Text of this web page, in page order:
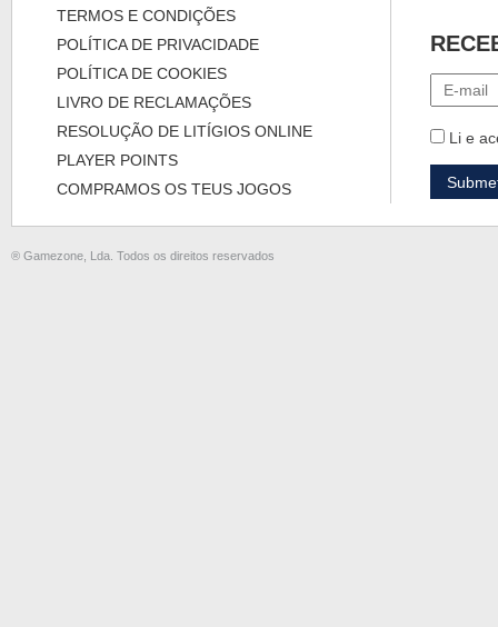
TERMOS E CONDIÇÕES
POLÍTICA DE PRIVACIDADE
POLÍTICA DE COOKIES
LIVRO DE RECLAMAÇÕES
RESOLUÇÃO DE LITÍGIOS ONLINE
PLAYER POINTS
COMPRAMOS OS TEUS JOGOS
Li e
® Gamezone, Lda. Todos os direitos reservados